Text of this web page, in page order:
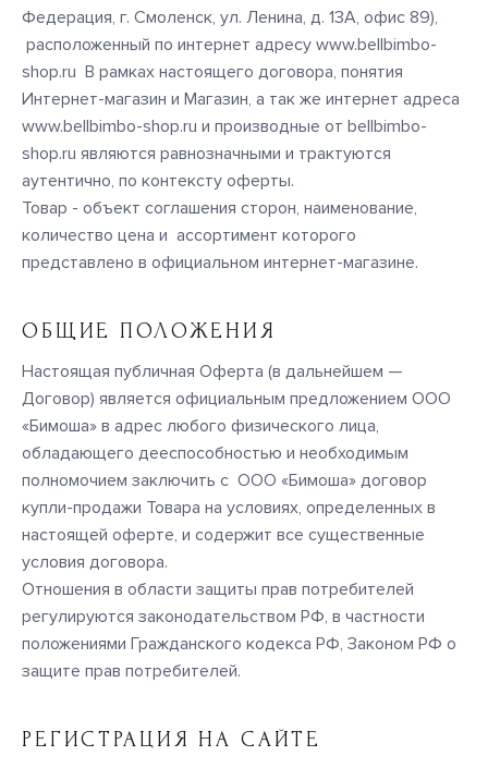
Федерация, г. Смоленск, ул. Ленина, д. 13А, офис 89),
расположенный по интернет адресу www.bellbimbo-
shop.ru В рамках настоящего договора, понятия
Интернет-магазин и Магазин, а так же интернет адреса
www.bellbimbo-shop.ru и производные от bellbimbo-
shop.ru являются равнозначными и трактуются
аутентично, по контексту оферты.
Товар - объект соглашения сторон, наименование,
количество цена и ассортимент которого
представлено в официальном интернет-магазине.
ОБЩИЕ ПОЛОЖЕНИЯ
Настоящая публичная Оферта (в дальнейшем —
Договор) является официальным предложением ООО
«Бимоша» в адрес любого физического лица,
обладающего дееспособностью и необходимым
полномочием заключить с ООО «Бимоша» договор
купли-продажи Товара на условиях, определенных в
настоящей оферте, и содержит все существенные
условия договора.
Отношения в области защиты прав потребителей
регулируются законодательством РФ, в частности
положениями Гражданского кодекса РФ, Законом РФ о
защите прав потребителей.
РЕГИСТРАЦИЯ НА САЙТЕ